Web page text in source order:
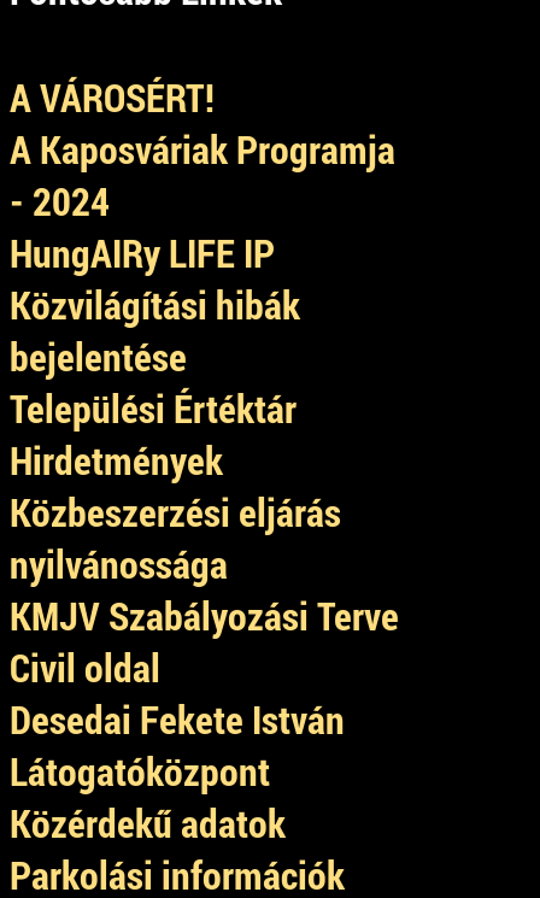
A VÁROSÉRT!
A Kaposváriak Programja
- 2024
HungAIRy LIFE IP
Közvilágítási hibák
bejelentése
Települési Értéktár
Hirdetmények
Közbeszerzési eljárás
nyilvánossága
KMJV Szabályozási Terve
Civil oldal
Desedai Fekete István
Látogatóközpont
Közérdekű adatok
Parkolási információk